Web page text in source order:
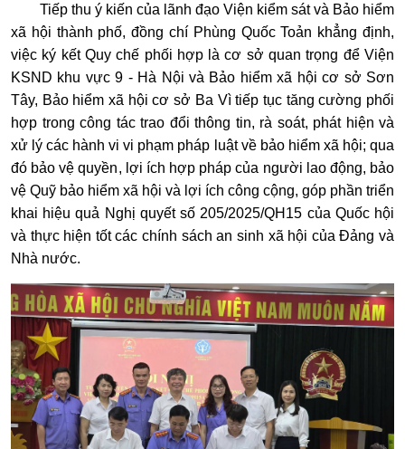
Tiếp thu ý kiến của lãnh đạo Viện kiểm sát và Bảo hiểm
xã hội thành phố, đồng chí Phùng Quốc Toản khẳng định,
việc ký kết Quy chế phối hợp là cơ sở quan trọng để Viện
KSND khu vực 9 - Hà Nội và Bảo hiểm xã hội cơ sở Sơn
Tây, Bảo hiểm xã hội cơ sở Ba Vì tiếp tục tăng cường phối
hợp trong công tác trao đổi thông tin, rà soát, phát hiện và
xử lý các hành vi vi phạm pháp luật về bảo hiểm xã hội; qua
đó bảo vệ quyền, lợi ích hợp pháp của người lao động, bảo
vệ Quỹ bảo hiểm xã hội và lợi ích công cộng, góp phần triển
khai hiệu quả Nghị quyết số 205/2025/QH15 của Quốc hội
và thực hiện tốt các chính sách an sinh xã hội của Đảng và
Nhà nước.